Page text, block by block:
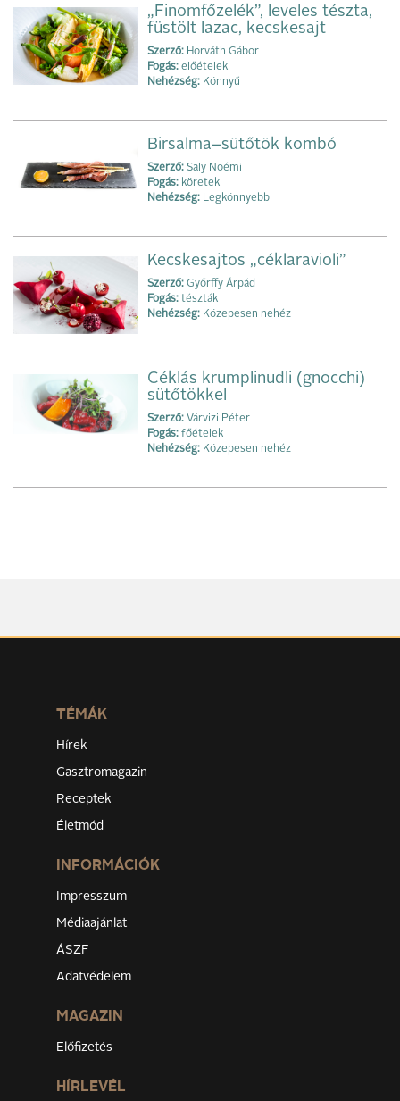
„Finomfőzelék”, leveles tészta,
füstölt lazac, kecskesajt
Szerző: Horváth Gábor
Fogás: előételek
Nehézség: Könnyű
Birsalma−sütőtök kombó
Szerző: Saly Noémi
Fogás: köretek
Nehézség: Legkönnyebb
Kecskesajtos „céklaravioli”
Szerző: Győrffy Árpád
Fogás: tészták
Nehézség: Közepesen nehéz
Céklás krumplinudli (gnocchi)
sütőtökkel
Szerző: Várvizi Péter
Fogás: főételek
Nehézség: Közepesen nehéz
TÉMÁK
Hírek
Gasztromagazin
Receptek
Életmód
INFORMÁCIÓK
Impresszum
Médiaajánlat
ÁSZF
Adatvédelem
MAGAZIN
Előfizetés
HÍRLEVÉL